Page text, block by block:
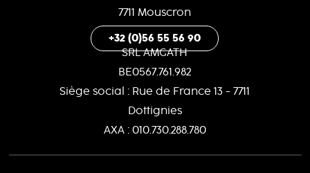
7711 Mouscron
+32 (0)56 55 56 90
SRL AMGATH
BE0567.761.982
Siège social : Rue de France 13 - 7711
Dottignies
AXA : 010.730.288.780